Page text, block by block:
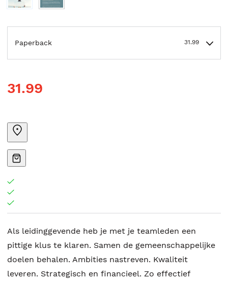
Paperback 31.99
31.99
Als leidinggevende heb je met je teamleden een
pittige klus te klaren. Samen de gemeenschappelijke
doelen behalen. Ambities nastreven. Kwaliteit
leveren. Strategisch en financieel. Zo effectief